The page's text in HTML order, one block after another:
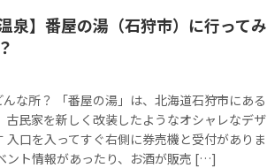
泉】番屋の湯（石狩市）に行ってみ
な所？ 「番屋の湯」は、北海道石狩市にある
古民家を新しく改装したようなオシャレなデザ
入口を入ってすぐ右側に券売機と受付がありま
ント情報があったり、お酒が販売 […]